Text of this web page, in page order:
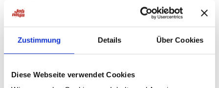
Zustimmung Details Über Cookies
Diese Webseite verwendet Cookies
Facharzt (m/w/d) für Arbeitsmedizin /
Arzt (m/w/d) mit 24 Monaten Erfahrung in den
Gebieten der unmittelbaren Patientenversorgung